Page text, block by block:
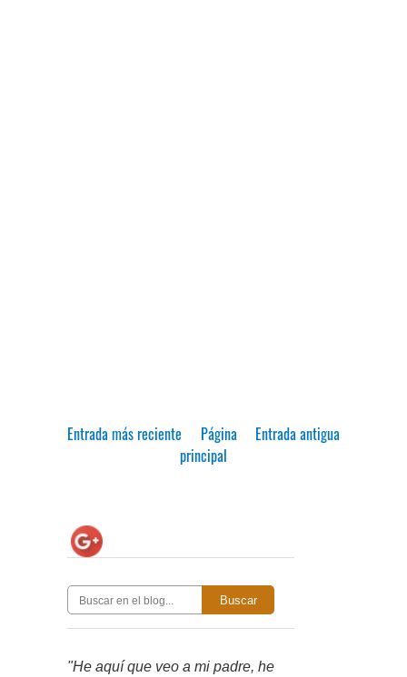
Entrada más reciente Entrada antigua
Página
principal
Buscar
"He aquí que veo a mi padre, he